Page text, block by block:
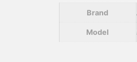
Brand
Model